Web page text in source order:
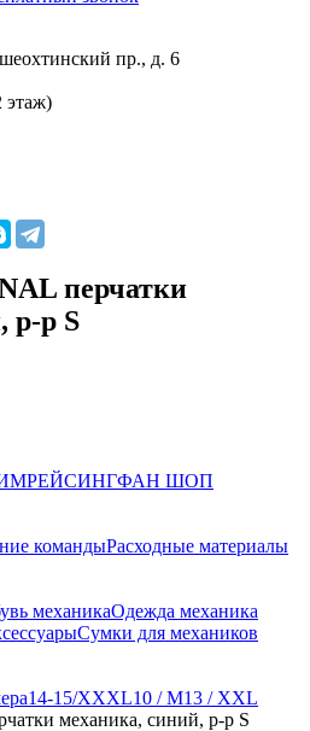
пр., д. 6
этаж)
перчатки
р-р S
ФАН ШОП
командыРасходные материалы
механикаОдежда механика
Сумки для механиков
14-15/XXXL10 / M13 / XXL
механика, синий, р-р S